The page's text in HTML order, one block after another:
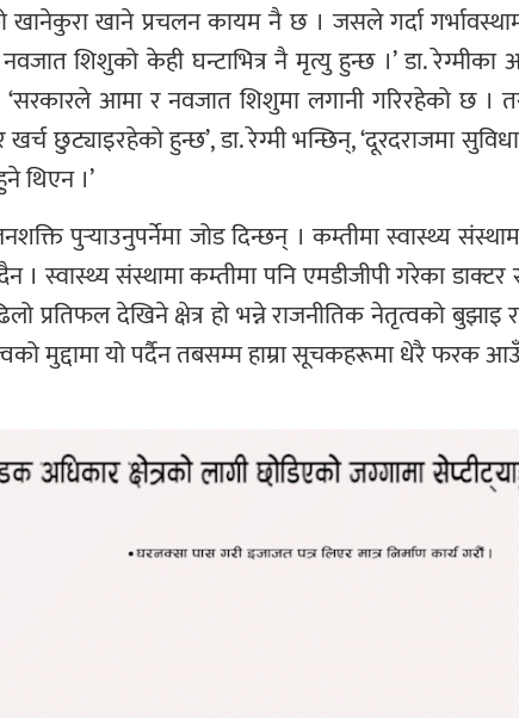
खाने प्रचलन कायम नै छ । जसले गर्दा
नवजात शिशुको केही घन्टाभित्र नै मृत्यु हुन्छ ।’ डा.
आमा र नवजात शिशुमा लगानी गरिरहेको छ ।
छुट्याइरहेको हुन्छ’, डा. रेग्मी भन्छिन्, ‘दूरदराजमा
थिएन ।’
पुर्‍याउनुपर्नेमा जोड दिन्छन् । कम्तीमा स्वास्थ्य
। स्वास्थ्य संस्थामा कम्तीमा पनि एमडीजीपी गरेका
प्रतिफल देखिने क्षेत्र हो भन्ने राजनीतिक नेतृत्वको
मुद्दामा यो पर्दैन तबसम्म हाम्रा सूचकहरूमा धेरै फरक